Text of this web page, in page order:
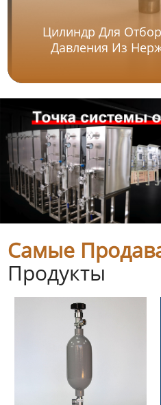
Цилиндр Для
Давления Из
Самые
Продукты